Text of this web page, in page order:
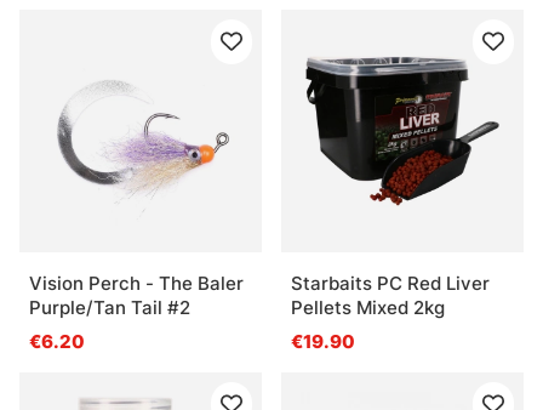
Häufige Fragen zu Kunstködern
Was sind Kunstköder?
Was ist ein Jerkbait?
Was ist ein Tailbait?
Vision Perch - The Baler
Purple/Tan Tail #2
€6.20
Starbaits PC Red Liver
Pellets Mixed 2kg
€19.90